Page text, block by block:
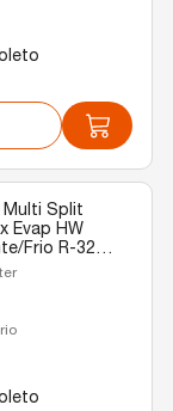
Multi Split
Evap HW
Frio R-32